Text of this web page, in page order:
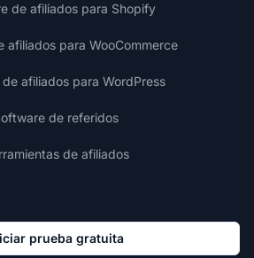
de afiliados para Shopify
afiliados para WooCommerce
afiliados para WordPress
de referidos
de afiliados
prueba gratuita